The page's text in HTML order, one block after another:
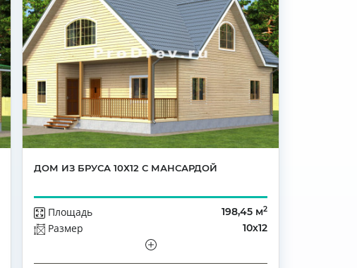
ДОМ ИЗ БРУСА 10Х12 С МАНСАРДОЙ
Площадь 198,45 м2
Размер 10х12
Количество комнат
4